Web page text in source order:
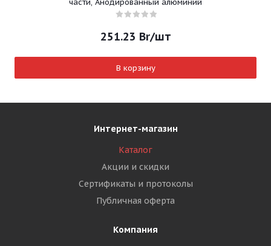
части, Анодированный алюминий
251.23 Br/шт
В корзину
Интернет-магазин
Каталог
Акции и скидки
Сертификаты и протоколы
Публичная оферта
Компания